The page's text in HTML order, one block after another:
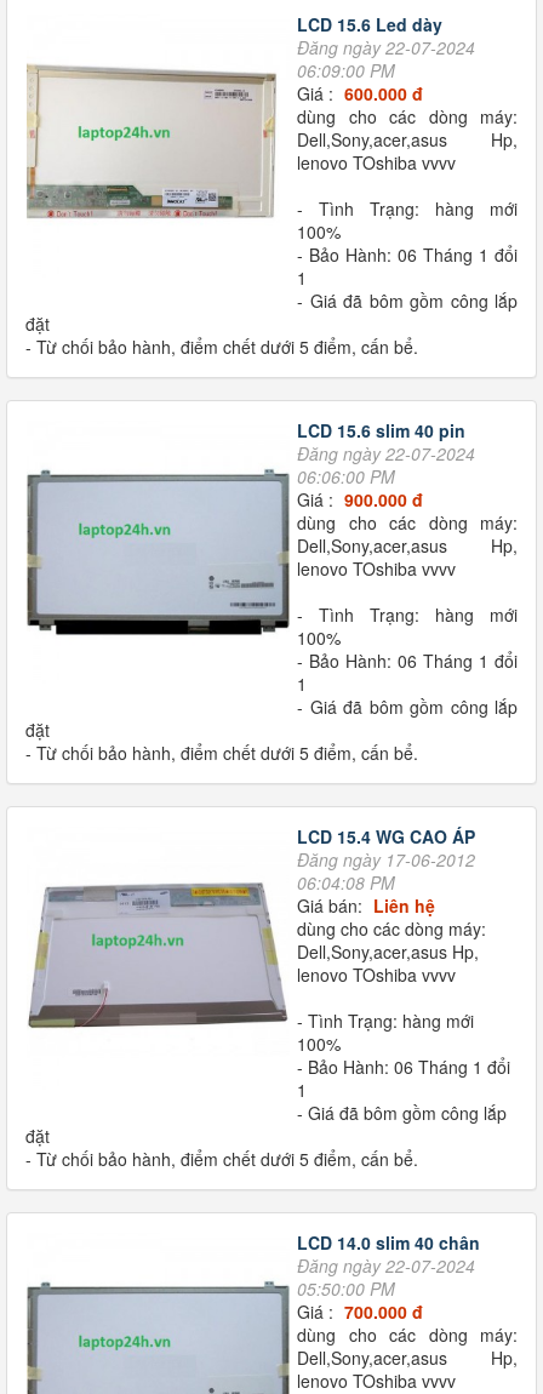
LCD 15.6 Led dày
Đăng ngày 22-07-2024
06:09:00 PM
Giá : 600.000 đ
dùng cho các dòng máy:
Dell,Sony,acer,asus Hp,
lenovo TOshiba vvvv
- Tình Trạng: hàng mới
100%
- Bảo Hành: 06 Tháng 1 đổi
1
- Giá đã bôm gồm công lắp
đặt
- Từ chối bảo hành, điểm chết dưới 5 điểm, cấn bể.
LCD 15.6 slim 40 pin
Đăng ngày 22-07-2024
06:06:00 PM
Giá : 900.000 đ
dùng cho các dòng máy:
Dell,Sony,acer,asus Hp,
lenovo TOshiba vvvv
- Tình Trạng: hàng mới
100%
- Bảo Hành: 06 Tháng 1 đổi
1
- Giá đã bôm gồm công lắp
đặt
- Từ chối bảo hành, điểm chết dưới 5 điểm, cấn bể.
LCD 15.4 WG CAO ÁP
Đăng ngày 17-06-2012
06:04:08 PM
Giá bán: Liên hệ
dùng cho các dòng máy:
Dell,Sony,acer,asus Hp,
lenovo TOshiba vvvv
- Tình Trạng: hàng mới
100%
- Bảo Hành: 06 Tháng 1 đổi
1
- Giá đã bôm gồm công lắp
đặt
- Từ chối bảo hành, điểm chết dưới 5 điểm, cấn bể.
LCD 14.0 slim 40 chân
Đăng ngày 22-07-2024
05:50:00 PM
Giá : 700.000 đ
dùng cho các dòng máy:
Dell,Sony,acer,asus Hp,
lenovo TOshiba vvvv